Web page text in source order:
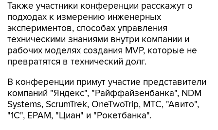
Также участники конференции расскажут о
подходах к измерению инженерных
экспериментов, способах управления
техническими знаниями внутри компании и
рабочих моделях создания MVP, которые не
превратятся в технический долг.
В конференции примут участие представители
компаний "Яндекс", "Райффайзенбанка", NDM
Systems, ScrumTrek, OneTwoTrip, МТС, "Авито",
"1С", EPAM, "Циан" и "Рокетбанка".